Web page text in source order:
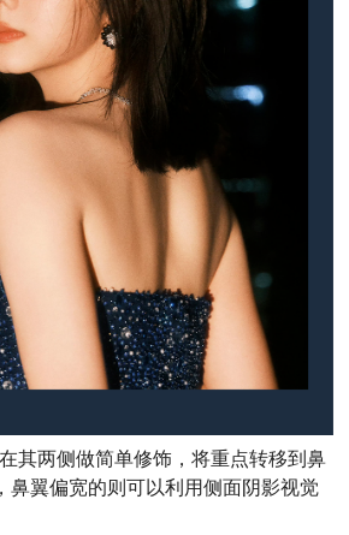
其两侧做简单修饰，将重点转移到鼻
鼻翼偏宽的则可以利用侧面阴影视觉